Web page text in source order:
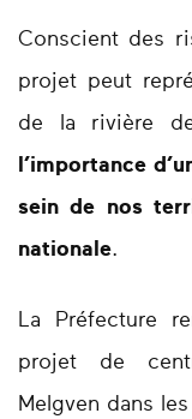
Conscient des
projet peut
de la rivière de
l’importance
sein de nos
nationale.
La Préfecture
projet de
Melgven dans